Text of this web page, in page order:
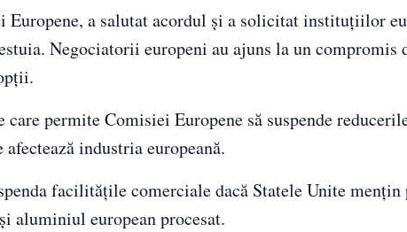
Europene, a salutat acordul și a solicitat instituțiilor
Negociatorii europeni au ajuns la un compromis
permite Comisiei Europene să suspende
industria europeană.
facilitățile comerciale dacă Statele Unite
aluminiul european procesat.